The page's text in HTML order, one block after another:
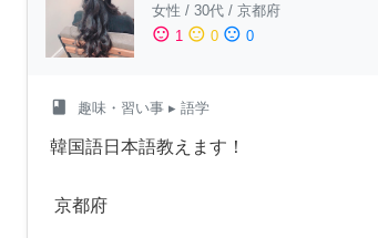
女性 / 30代 / 京都府
sentiment_satisfied 1 sentiment_neutral 0 sentiment_dissatisfied 0
class 趣味・習い事 ▸ 語学
韓国語日本語教えます！
京都府